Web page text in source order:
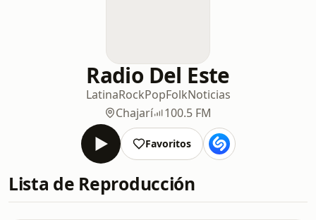
Radio Del Este
LatinaRockPopFolkNoticias
Chajarí
100.5 FM
Favoritos
Lista de Reproducción